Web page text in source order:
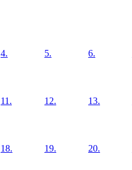
4. 5. 6.
11. 12. 13.
18. 19. 20.